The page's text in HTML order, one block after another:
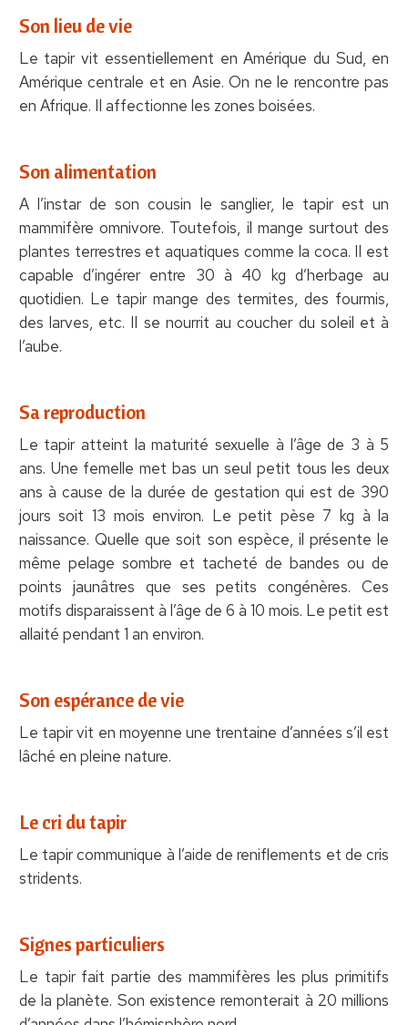
Son lieu de vie
Le tapir vit essentiellement en Amérique du Sud, en
Amérique centrale et en Asie. On ne le rencontre pas
en Afrique. Il affectionne les zones boisées.
Son alimentation
A l’instar de son cousin le sanglier, le tapir est un
mammifère omnivore. Toutefois, il mange surtout des
plantes terrestres et aquatiques comme la coca. Il est
capable d’ingérer entre 30 à 40 kg d’herbage au
quotidien. Le tapir mange des termites, des fourmis,
des larves, etc. Il se nourrit au coucher du soleil et à
l’aube.
Sa reproduction
Le tapir atteint la maturité sexuelle à l’âge de 3 à 5
ans. Une femelle met bas un seul petit tous les deux
ans à cause de la durée de gestation qui est de 390
jours soit 13 mois environ. Le petit pèse 7 kg à la
naissance. Quelle que soit son espèce, il présente le
même pelage sombre et tacheté de bandes ou de
points jaunâtres que ses petits congénères. Ces
motifs disparaissent à l’âge de 6 à 10 mois. Le petit est
allaité pendant 1 an environ.
Son espérance de vie
Le tapir vit en moyenne une trentaine d’années s’il est
lâché en pleine nature.
Le cri du tapir
Le tapir communique à l’aide de reniflements et de cris
stridents.
Signes particuliers
Le tapir fait partie des mammifères les plus primitifs
de la planète. Son existence remonterait à 20 millions